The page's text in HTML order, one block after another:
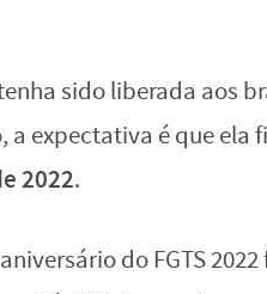
sido liberada aos
expectativa é que ela
2022.
do FGTS 2022